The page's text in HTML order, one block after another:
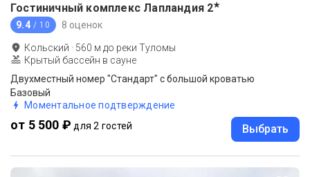
Гостиничный комплекс Лапландия 2★
9.4 / 10 8 оценок
Кольский · 560 м до реки Туломы
Крытый бассейн в сауне
Двухместный номер "Стандарт" с большой кроватью
Базовый
Моментальное подтверждение
от 5 500 ₽ для 2 гостей Выбрать